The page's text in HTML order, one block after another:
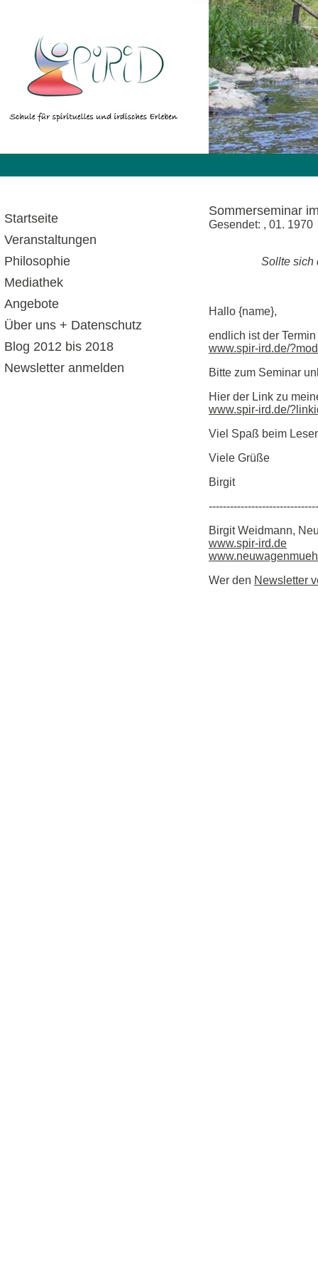
Startseite
Veranstaltungen
Philosophie
Mediathek
Angebote
Über uns + Datenschutz
Blog 2012 bis 2018
Newsletter anmelden
Sommerseminar
Gesendet: , 01. 1970
Sollte sich
Hallo {name},
endlich ist der
www.spir-ird.de/
Bitte zum Seminar
Hier der Link zu
www.spir-ird.de/
Viel Spaß beim
Viele Grüße
Birgit
Birgit Weidmann,
www.spir-ird.de
Wer den Newsletter